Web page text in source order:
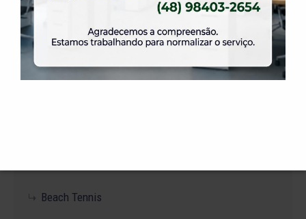
Adaptação ao Meio Líquido
Tênis de Campo
Musculação
Beach Tennis